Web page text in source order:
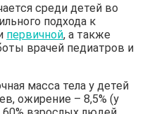
среди детей во
подхода к
первичной, а также
врачей педиатров и
масса тела у детей
ожирение – 8,5% (у